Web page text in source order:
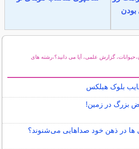
گزارش علمی، آیا می دانید؟،رشته های
بلوک هبلکس
بزرگ در زمین!
ها در ذهن خود صداهایی می‌شنوند؟